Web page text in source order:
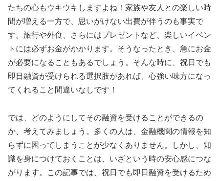
たちの心もウキウキしますよね！家族や友人との楽しい時
間が増える一方で、思いがけない出費が伴うのも事実で
す。旅行や外食、さらにはプレゼントなど、楽しいイベン
トには必ずお金がかかります。そうなったとき、急にお金
が必要になることもあるでしょう。そんな時に、祝日でも
即日融資が受けられる選択肢があれば、心強い味方になっ
てくれること間違いなしです！
では、どのようにしてその融資を受けることができるの
か、考えてみましょう。多くの人は、金融機関の情報を知
らずに困ってしまうことが少なくありません。しかし、知
識を身につけておくことは、いざという時の安心感につな
がります。この記事では、祝日でも即日融資を受けるため